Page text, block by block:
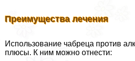
Преимущества лечения
Использование чабреца против
плюсы. К ним можно отнести: